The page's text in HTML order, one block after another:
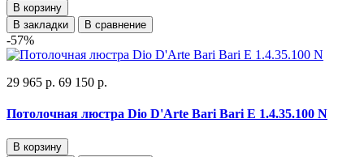
В корзину
В закладки
В сравнение
-57%
29 965 р. 69 150 р.
Потолочная люстра Dio D'Arte Bari Bari E 1.4.35.100 N
В корзину